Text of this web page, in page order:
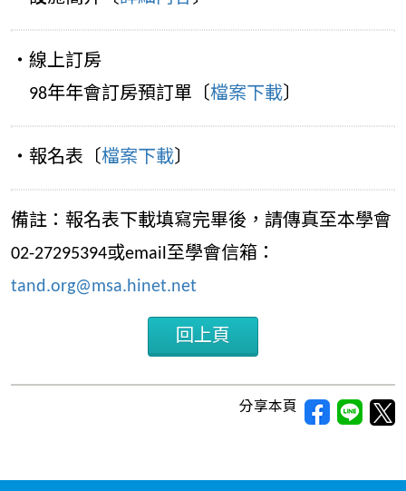
‧線上訂房
98年年會訂房預訂單〔檔案下載〕
‧報名表〔檔案下載〕
備註：報名表下載填寫完畢後，請傳真至本學會
02-27295394或email至學會信箱：
tand.org@msa.hinet.net
回上頁
分享本頁